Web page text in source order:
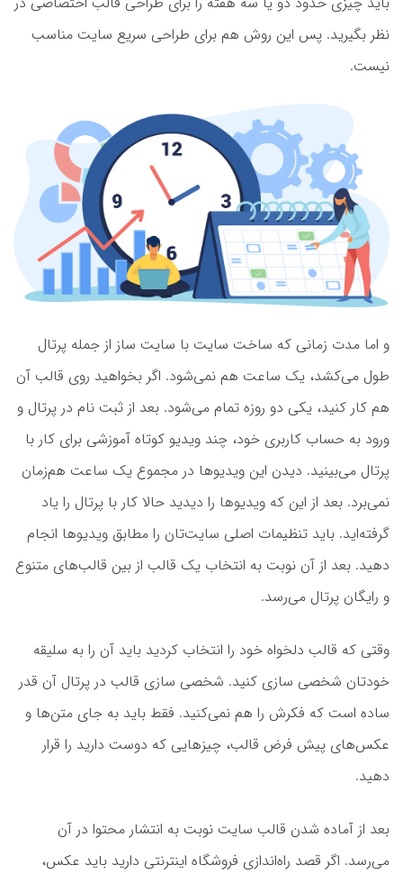
نظر بگیرید. پس این روش هم برای طراحی سریع سایت مناسب
نیست.
و اما مدت زمانی که ساخت سایت با سایت ساز از جمله پرتال
طول می‌کشد، یک ساعت هم نمی‌شود. اگر بخواهید روی قالب آن
هم کار کنید، یکی دو روزه تمام می‌شود. بعد از ثبت نام در پرتال و
ورود به حساب کاربری خود، چند ویدیو کوتاه آموزشی برای کار با
پرتال می‌بینید. دیدن این ویدیوها در مجموع یک ساعت هم‌زمان
نمی‌برد. بعد از این که ویدیوها را دیدید حالا کار با پرتال را یاد
گرفته‌اید. باید تنظیمات اصلی سایت‌تان را مطابق ویدیوها انجام
دهید. بعد از آن نوبت به انتخاب یک قالب از بین قالب‌های متنوع
و رایگان پرتال می‌رسد.
وقتی که قالب دلخواه خود را انتخاب کردید باید آن را به سلیقه
خودتان شخصی سازی کنید. شخصی سازی قالب در پرتال آن قدر
ساده است که فکرش را هم نمی‌کنید. فقط باید به جای متن‌ها و
عکس‌های پیش فرض قالب، چیزهایی که دوست دارید را قرار
دهید.
بعد از آماده شدن قالب سایت نوبت به انتشار محتوا در آن
می‌رسد. اگر قصد راه‌اندازی فروشگاه اینترنتی دارید باید عکس،